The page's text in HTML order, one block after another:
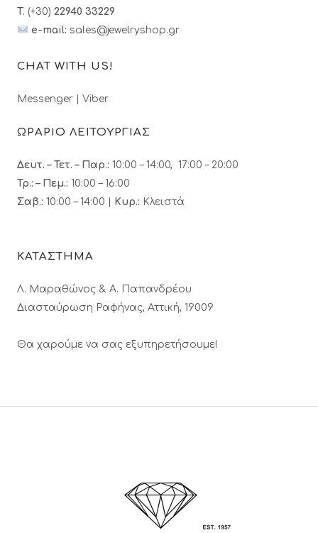
T. (+30) 22940 33229
e-mail: sales@jewelryshop.gr
CHAT WITH US!
Messenger Viber
ΩΡΑΡΙΟ ΛΕΙΤΟΥΡΓΙΑΣ
Δευτ. – Τετ. – Παρ.: 10:00 – 14:00, 17:00 – 20:00
Τρ.: – Πεμ.: 10:00 – 16:00
Σαβ.: 10:00 – 14:00 | Κυρ.: Κλειστά
ΚΑΤΑΣΤΗΜΑ
Λ. Μαραθώνος & A. Παπανδρέου
Διασταύρωση Ραφήνας, Αττική, 19009
Θα χαρούμε να σας εξυπηρετήσουμε!